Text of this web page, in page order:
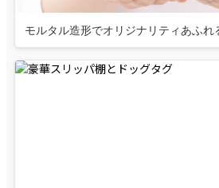
モルタル造形でオリジナリティあふれ